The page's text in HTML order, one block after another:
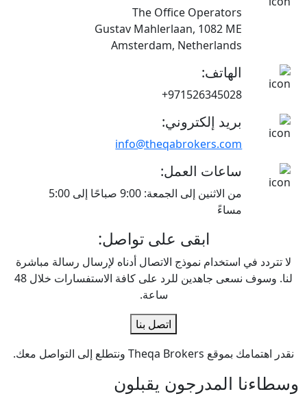
The Office Operators
Gustav Mahlerlaan, 1082 ME
Amsterdam, Netherlands
الهاتف:
+971526345028
بريد إلكتروني:
info@theqabrokers.com
ساعات العمل:
من الاثنين إلى الجمعة: 9:00 صباحًا إلى 5:00
مساءً
ابقى على تواصل:
لا تتردد في استخدام نموذج الاتصال أدناه لإرسال رسالة مباشرة
لنا. وسوف نسعى جاهدين للرد على كافة الاستفسارات خلال 48
ساعة.
اتصل بنا
نقدر اهتمامك بموقع Theqa Brokers ونتطلع إلى التواصل معك.
وسطاءنا المدرجون يقبلون